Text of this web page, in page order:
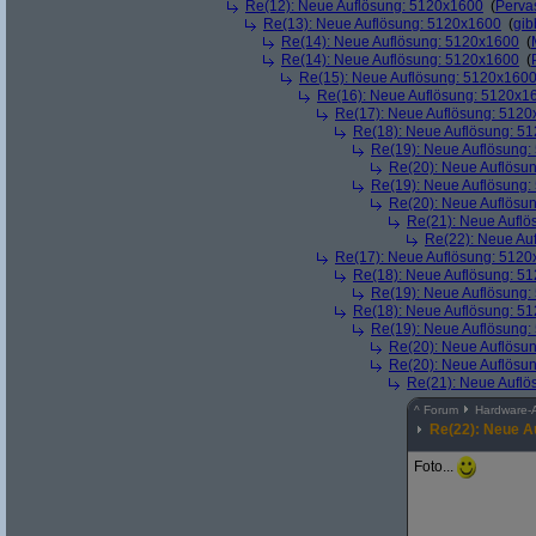
Re(12): Neue Auflösung: 5120x1600 (
Re(13): Neue Auflösung: 5120x1600 (
Re(14): Neue Auflösung: 5120x1600 (
Re(14): Neue Auflösung: 5120x1600 (
Re(15): Neue Auflösung: 5120x1600
Re(16): Neue Auflösung:
Re(17): Neue Auflösung:
Re(18): Neue Auflösung:
Re(19): Neue
Re(20): Neue
Re(19): Neue
Re(20): Neue
Re(21): Neue
Re(22): Neue
Re(17): Neue Auflösung:
Re(18): Neue Auflösung:
Re(19): Neue
Re(18): Neue Auflösung:
Re(19): Neue
Re(20): Neue
Re(20): Neue
Re(21): Neue
^ Forum Hardware-
Re(22): Neue
Foto...